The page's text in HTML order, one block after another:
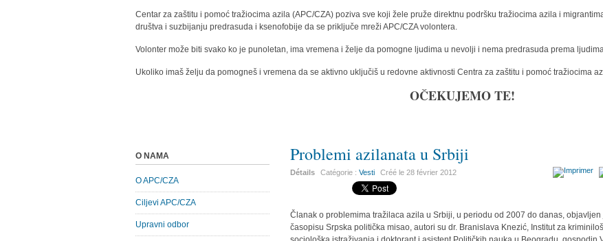
Centar za zaštitu i pomoć tražiocima azila (APC/CZA) poziva sve koji žele pruže direktnu podršku tražiocima azila i
društva i suzbijanju predrasuda i ksenofobije da se priključe mreži APC/CZA volontera.
Volonter može biti svako ko je punoletan, ima vremena i želje da pomogne ljudima u nevolji i nema predrasuda prema
Ukoliko imaš želju da pomogneš i vremena da se aktivno uključiš u redovne aktivnosti Centra za zaštitu i pomoć tražiocima
OČEKUJEMO TE!
Problemi azilanata u Srbiji
Détails Catégorie :Vesti Créé le28 février 2012
Članak o problemima tražilaca azila u Srbiji, u periodu od 2007 do danas, objavljen
časopisu Srpska politička misao, autori su dr. Branislava Knezić, Institut za
O NAMA
O APC/CZA
Ciljevi APC/CZA
Upravni odbor